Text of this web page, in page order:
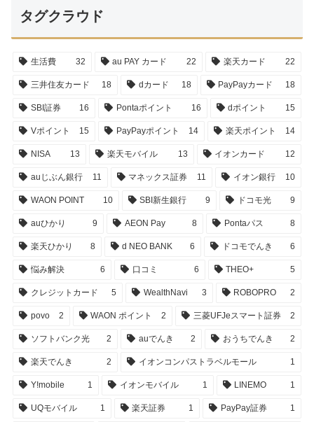
タグクラウド
生活費 32 au PAY カード 22 楽天カード 22
三井住友カード 18 dカード 18 PayPayカード 18
SBI証券 16 Pontaポイント 16 dポイント 15
Vポイント 15 PayPayポイント 14 楽天ポイント 14
NISA 13 楽天モバイル 13 イオンカード 12
auじぶん銀行 11 マネックス証券 11 イオン銀行 10
WAON POINT 10 SBI新生銀行 9 ドコモ光 9
auひかり 9 AEON Pay 8 Pontaパス 8
楽天ひかり 8 d NEO BANK 6 ドコモでんき 6
悩み解決 6 口コミ 6 THEO+ 5
クレジットカード 5 WealthNavi 3 ROBOPRO 2
povo 2 WAON ポイント 2 三菱UFJeスマート証券 2
ソフトバンク光 2 auでんき 2 おうちでんき 2
楽天でんき 2 イオンコンパストラベルモール 1
Y!mobile 1 イオンモバイル 1 LINEMO 1
UQモバイル 1 楽天証券 1 PayPay証券 1